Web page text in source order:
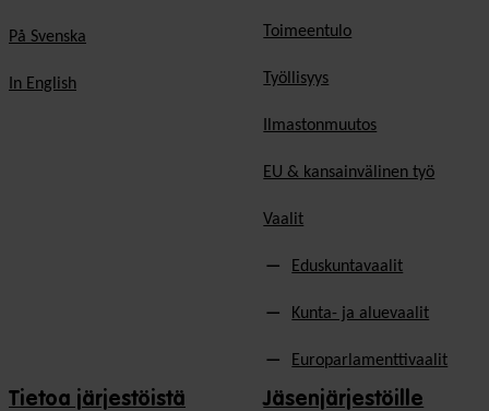
På Svenska
In English
Toimeentulo
Työllisyys
Ilmastonmuutos
EU & kansainvälinen työ
Vaalit
Eduskuntavaalit
Kunta- ja aluevaalit
Europarlamenttivaalit
Tietoa järjestöistä Jäsenjärjestöille